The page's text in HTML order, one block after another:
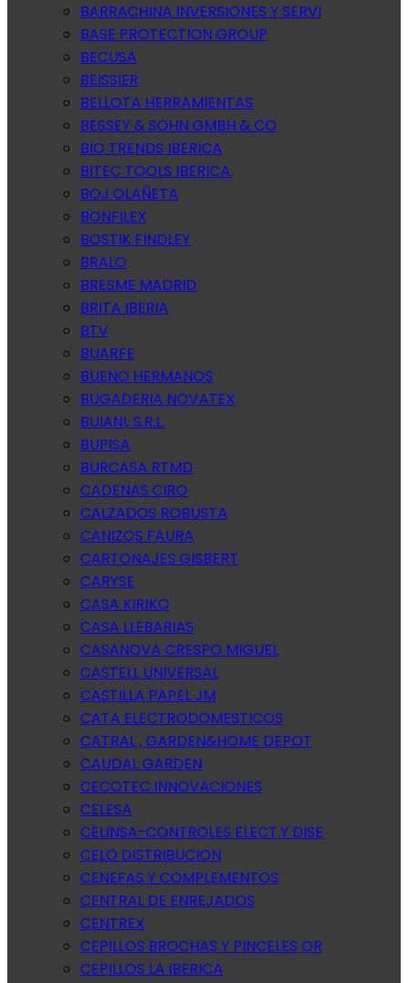
BARRACHINA INVERSIONES Y SERVI
BASE PROTECTION GROUP
BECUSA
BEISSIER
BELLOTA HERRAMIENTAS
BESSEY & SOHN GMBH & CO
BIO TRENDS IBERICA
BITEC TOOLS IBERICA.
BOJ OLAÑETA
BONFILEX
BOSTIK FINDLEY
BRALO
BRESME MADRID
BRITA IBERIA
BTV
BUARFE
BUENO HERMANOS
BUGADERIA NOVATEX
BUIANI, S.R.L.
BUPISA
BURCASA RTMD
CADENAS CIRO
CALZADOS ROBUSTA
CANIZOS FAURA
CARTONAJES GISBERT
CARYSE
CASA KIRIKO
CASA LLEBARIAS
CASANOVA CRESPO MIGUEL
CASTELL UNIVERSAL
CASTILLA PAPEL JM
CATA ELECTRODOMESTICOS
CATRAL , GARDEN&HOME DEPOT
CAUDAL GARDEN
CECOTEC INNOVACIONES
CELESA
CELINSA-CONTROLES ELECT.Y DISE
CELO DISTRIBUCION
CENEFAS Y COMPLEMENTOS
CENTRAL DE ENREJADOS
CENTREX
CEPILLOS BROCHAS Y PINCELES OR
CEPILLOS LA IBERICA